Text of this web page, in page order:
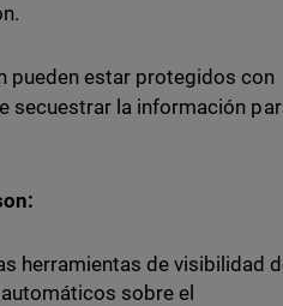
pueden estar protegidos con
secuestrar la información
herramientas de visibilidad
sobre el